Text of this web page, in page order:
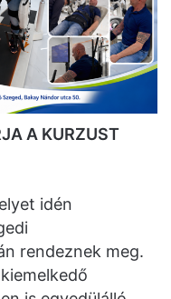
A KURZUST
idén
rendeznek meg.